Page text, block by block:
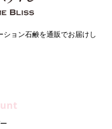
ョン石鹸を通販でお届けし